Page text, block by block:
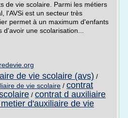
de vie scolaire. Parmi les métiers
l'AVSi est un secteur très
permet à un maximum d'enfants
une scolarisation...
de vie scolaire (avs) /
de vie scolaire / contrat
/ contrat d auxiliaire
metier d'auxiliaire de vie